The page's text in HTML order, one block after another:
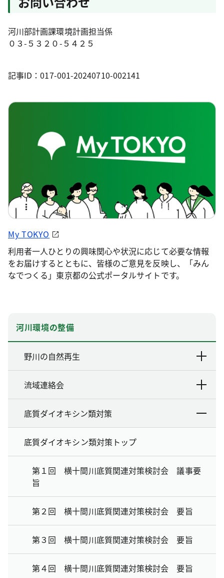
河川部計画課環境計画担当係
０３-５３２０-５４２５
記事ID：017-001-20240710-002141
My TOKYO
利用者一人ひとりの興味関心や状況に応じて必要な情報
をお届けするとともに、皆様のご意見を反映し、「みん
なでつくる」東京都の公式ポータルサイトです。
河川環境の整備
野川の自然再生
流域連絡会
底質ダイオキシン類対策
底質ダイオキシン類対策トップ
第１回 横十間川底質関連対策検討会 議事要
旨
第２回 横十間川底質関連対策検討会 要旨
第３回 横十間川底質関連対策検討会 要旨
第４回 横十間川底質関連対策検討会 要旨